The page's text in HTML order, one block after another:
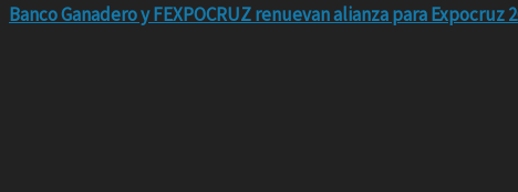
Banco Ganadero y FEXPOCRUZ renuevan alianza para Expocruz